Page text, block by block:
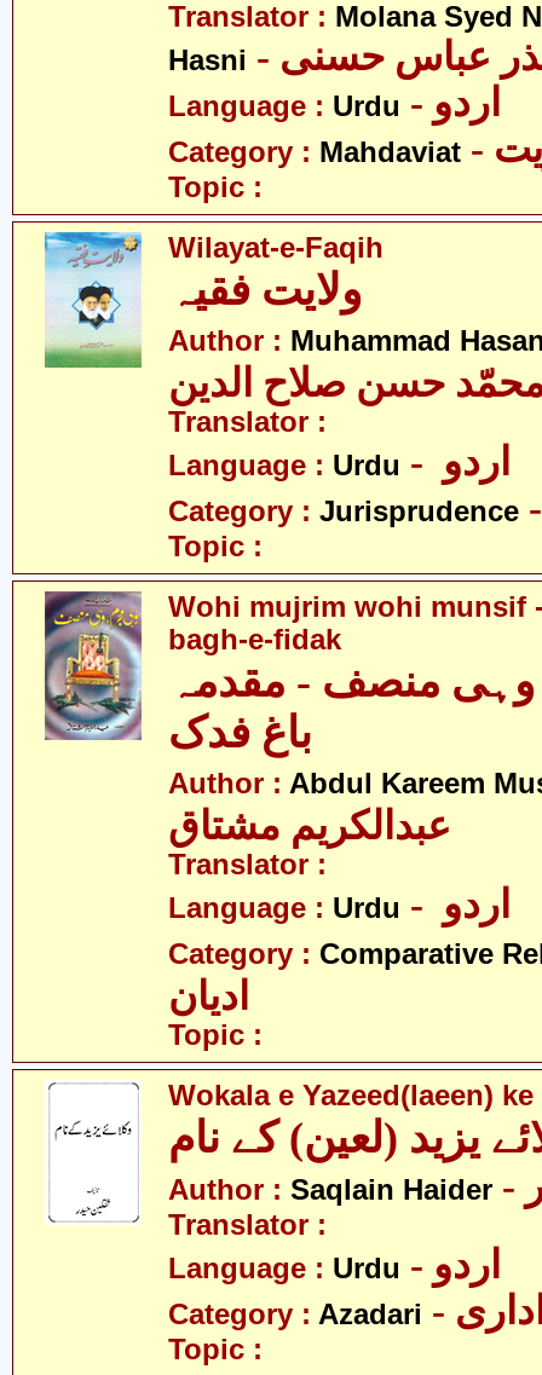
Translator : Molana Syed
Hasni
نذر عباس حسنی
Language : Urdu - اردو
Category : Mahdaviat
Topic :
Wilayat-e-Faqih
ولایت فقیہ
Author : Muhammad
حسن صلاح الدین
Translator :
Language : Urdu
Category : Jurisprudence
Topic :
Wohi mujrim wohi munsif
bagh-e-fidak
منصف - مقدمہ
باغ فدک
Author : Abdul Kareem
عبدالکریم مشتاق
Translator :
Language : Urdu
Category : Comparative
ادیان
Topic :
Wokala e Yazeed(laeen) ke
یزید (لعین) کے نام
Author : Saqlain Haider
Translator :
Language : Urdu - اردو
Category : Azadari
Topic :